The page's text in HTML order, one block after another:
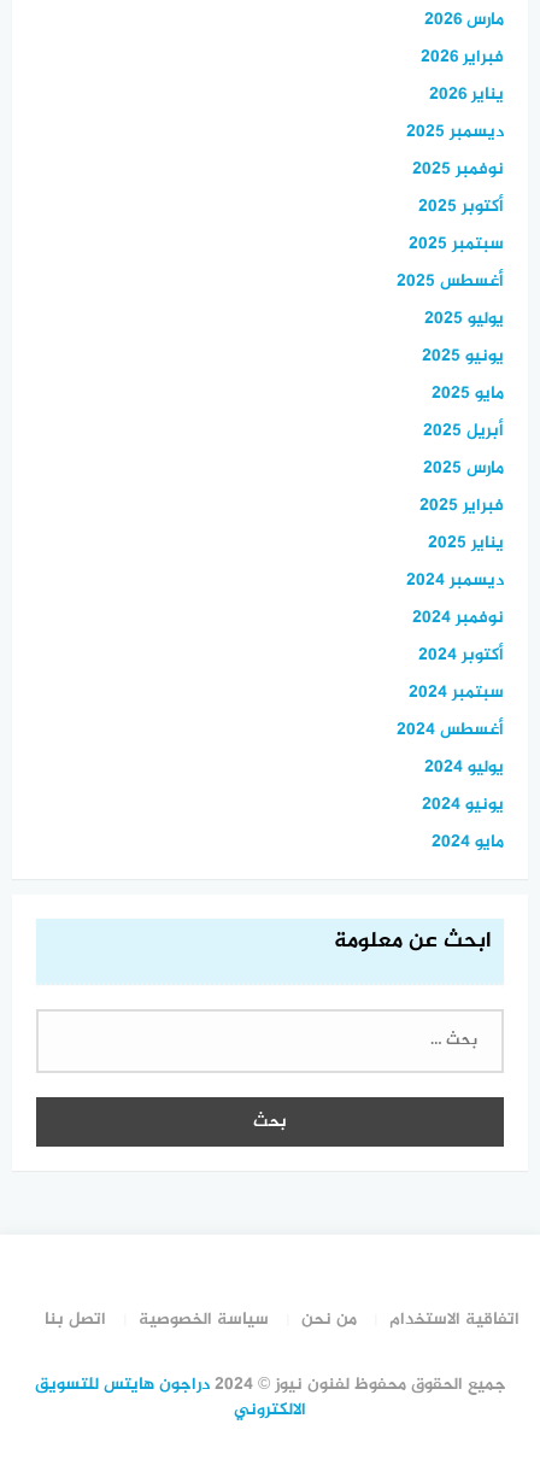
مارس 2026
فبراير 2026
يناير 2026
ديسمبر 2025
نوفمبر 2025
أكتوبر 2025
سبتمبر 2025
أغسطس 2025
يوليو 2025
يونيو 2025
مايو 2025
أبريل 2025
مارس 2025
فبراير 2025
يناير 2025
ديسمبر 2024
نوفمبر 2024
أكتوبر 2024
سبتمبر 2024
أغسطس 2024
يوليو 2024
يونيو 2024
مايو 2024
ابحث عن معلومة
البحث
اتفاقية الاستخدام من نحن سياسة الخصوصية اتصل بنا
جميع الحقوق محفوظ لفنون نيوز © 2024
دراجون هايتس للتسويق
الالكتروني